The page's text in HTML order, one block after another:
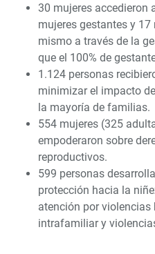
30 mujeres accedieron
mujeres gestantes y
mismo a través de la
que el 100% de
1.124 personas
minimizar el impacto
la mayoría de familias.
554 mujeres (325
empoderaron sobre
reproductivos.
599 personas
protección hacia la
atención por violencias
intrafamiliar y